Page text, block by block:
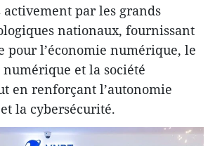
activement par les grands
nationaux, fournissant
pour l’économie numérique, le
et la société
en renforçant l’autonomie
la cybersécurité.